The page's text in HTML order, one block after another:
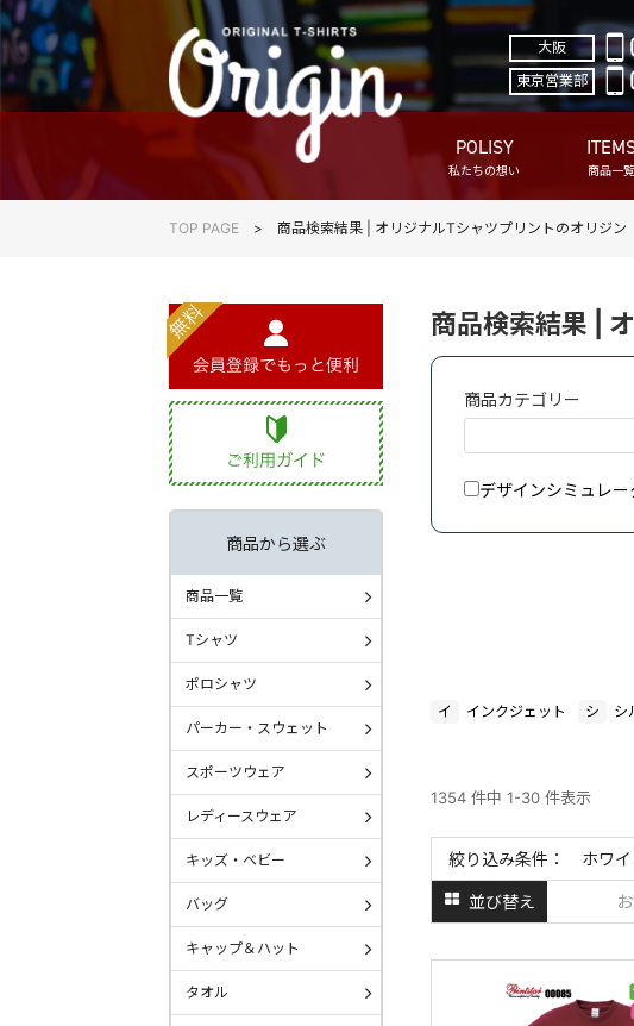
POLISY
私たちの想い 商品一覧
大阪
東京営業部
TOP PAGE 商品検索結果 | オリジナルTシャツプリントのオリジン
商品検索結果 |
商品カテゴリー
デザインシミュレ
イ インクジェット シ シ
1354 件中 1-30 件表示
絞り込み条件： ホワイ
並び替え
商品から選ぶ
商品一覧
Tシャツ
ポロシャツ
パーカー・スウェット
スポーツウェア
レディースウェア
キッズ・ベビー
バッグ
キャップ＆ハット
タオル